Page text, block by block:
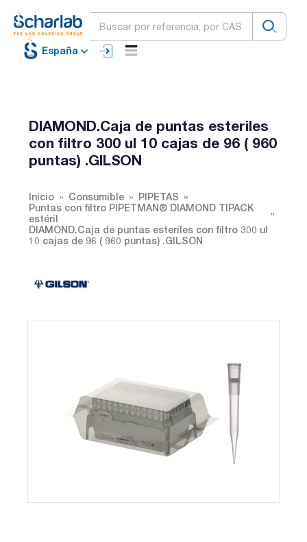
España
DIAMOND.Caja de puntas esteriles
con filtro 300 ul 10 cajas de 96 ( 960
puntas) .GILSON
Inicio Consumible
PIPETAS
Puntas con filtro PIPETMAN® DIAMOND TIPACK
estéril
DIAMOND.Caja de puntas esteriles con filtro 300 ul
10 cajas de 96 ( 960 puntas) .GILSON